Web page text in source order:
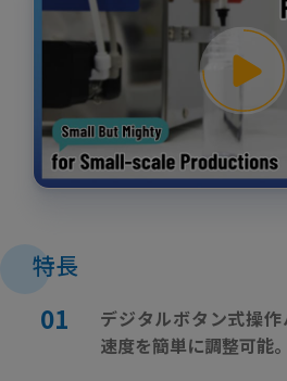
特長
デジタルボタン式操
速度を簡単に調整可能。